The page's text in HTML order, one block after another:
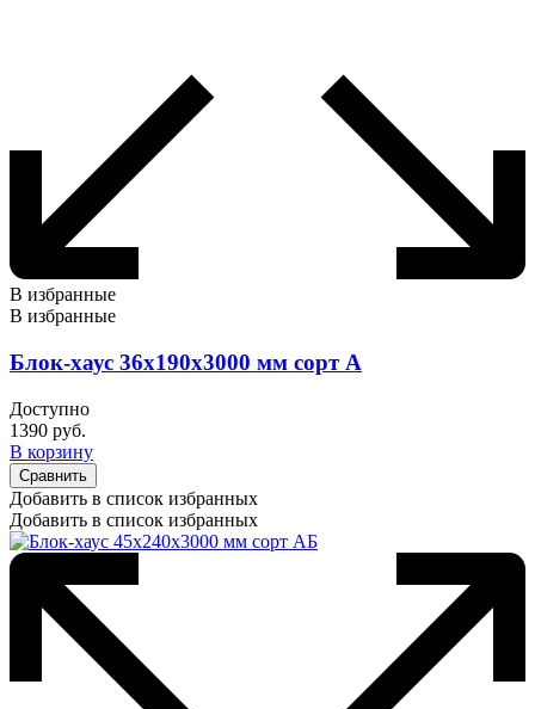
В избранные
В избранные
Блок-хаус 36х190х3000 мм сорт А
Доступно
1390 руб.
В корзину
Сравнить
Добавить в список избранных
Добавить в список избранных